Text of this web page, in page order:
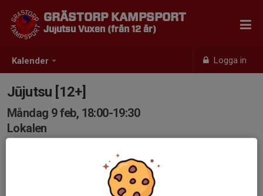
Kalender Logga in
GRÄSTORP KAMPSPORT
Jujutsu Vuxen (från 12 år)
Jūjutsu [12+]
Måndag 9 feb, 18:00-19:30
Lokalen